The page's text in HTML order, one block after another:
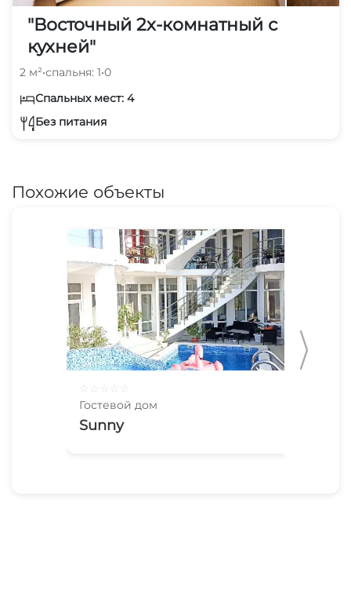
"Восточный 2х-комнатный с
кухней"
2 м²•спальня: 1•0
Спальных мест: 4
Без питания
Похожие объекты
Гостевой дом
Sunny